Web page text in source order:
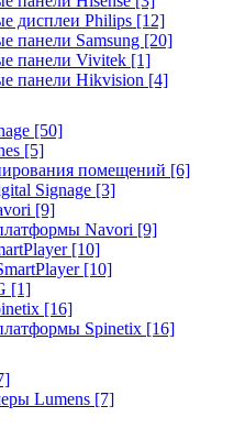
дисплеи Philips [12]
панели Samsung [20]
панели Vivitek [1]
панели Hikvision [4]
[50]
[5]
помещений [6]
Signage [3]
[9]
Navori [9]
[10]
[10]
[1]
[16]
Spinetix [16]
Lumens [7]